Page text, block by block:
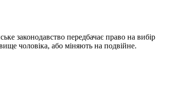
законодавство передбачає право на вибір
чоловіка, або міняють на подвійне.